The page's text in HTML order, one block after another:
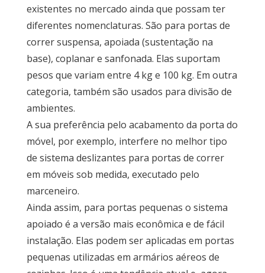
existentes no mercado ainda que possam ter
diferentes nomenclaturas. São para portas de
correr suspensa, apoiada (sustentação na
base), coplanar e sanfonada. Elas suportam
pesos que variam entre 4 kg e 100 kg. Em outra
categoria, também são usados para divisão de
ambientes.
A sua preferência pelo acabamento da porta do
móvel, por exemplo, interfere no melhor tipo
de sistema deslizantes para portas de correr
em móveis sob medida, executado pelo
marceneiro.
Ainda assim, para portas pequenas o sistema
apoiado é a versão mais econômica e de fácil
instalação. Elas podem ser aplicadas em portas
pequenas utilizadas em armários aéreos de